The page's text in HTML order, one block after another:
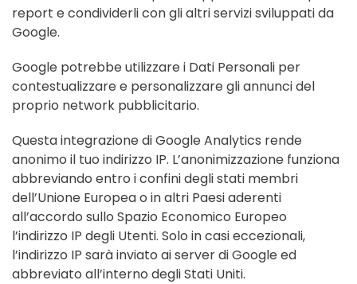
report e condividerli con gli altri servizi sviluppati da
Google.
Google potrebbe utilizzare i Dati Personali per
contestualizzare e personalizzare gli annunci del
proprio network pubblicitario.
Questa integrazione di Google Analytics rende
anonimo il tuo indirizzo IP. L’anonimizzazione funziona
abbreviando entro i confini degli stati membri
dell’Unione Europea o in altri Paesi aderenti
all’accordo sullo Spazio Economico Europeo
l’indirizzo IP degli Utenti. Solo in casi eccezionali,
l’indirizzo IP sarà inviato ai server di Google ed
abbreviato all’interno degli Stati Uniti.